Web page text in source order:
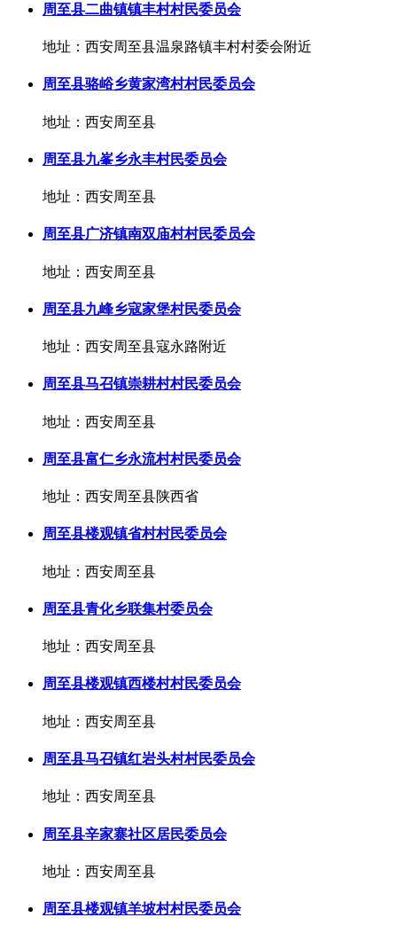
周至县二曲镇镇丰村村民委员会
地址：西安周至县温泉路镇丰村村委会附近
周至县骆峪乡黄家湾村村民委员会
地址：西安周至县
周至县九峯乡永丰村民委员会
地址：西安周至县
周至县广济镇南双庙村村民委员会
地址：西安周至县
周至县九峰乡寇家堡村民委员会
地址：西安周至县寇永路附近
周至县马召镇崇耕村村民委员会
地址：西安周至县
周至县富仁乡永流村村民委员会
地址：西安周至县陕西省
周至县楼观镇省村村民委员会
地址：西安周至县
周至县青化乡联集村委员会
地址：西安周至县
周至县楼观镇西楼村村民委员会
地址：西安周至县
周至县马召镇红岩头村村民委员会
地址：西安周至县
周至县辛家寨社区居民委员会
地址：西安周至县
周至县楼观镇羊坡村村民委员会